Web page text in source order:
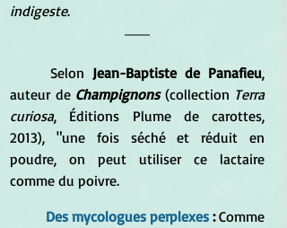
indigeste.
	Selon
Jean-Baptiste de Panafieu,
auteur de Champignons (collection Terra
curiosa, Éditions Plume de carottes,
2013), "une fois séché et réduit en
poudre, on peut utiliser ce lactaire
comme du poivre.
Des mycologues perplexes : Comme